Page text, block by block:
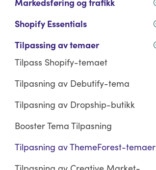
Shopify Essentials
Tilpassing av temaer
Tilpass Shopify-temaet
Tilpasning av Debutify-tema
Tilpasning av Dropship-butikk
Booster Tema Tilpasning
Tilpasning av ThemeForest-temaer